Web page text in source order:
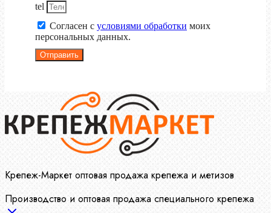
tel
Согласен с условиями обработки моих
персональных данных.
Отправить
Крепеж-Маркет оптовая продажа крепежа и метизов
Производство и оптовая продажа специального крепежа